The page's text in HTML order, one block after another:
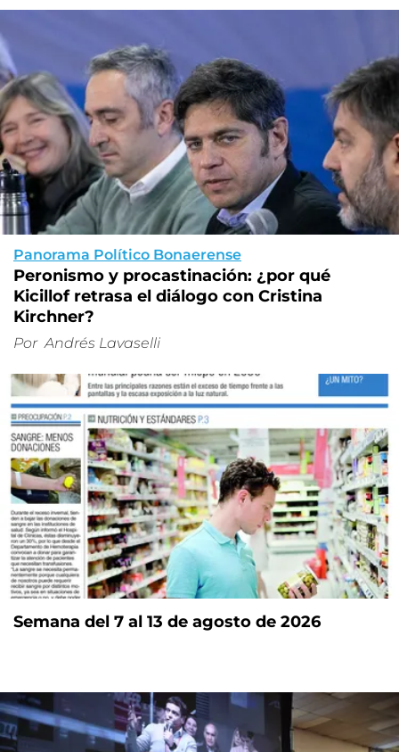
Panorama Político Bonaerense
Peronismo y procastinación: ¿por qué
Kicillof retrasa el diálogo con Cristina
Kirchner?
Por Andrés Lavaselli
Semana del 7 al 13 de agosto de 2026